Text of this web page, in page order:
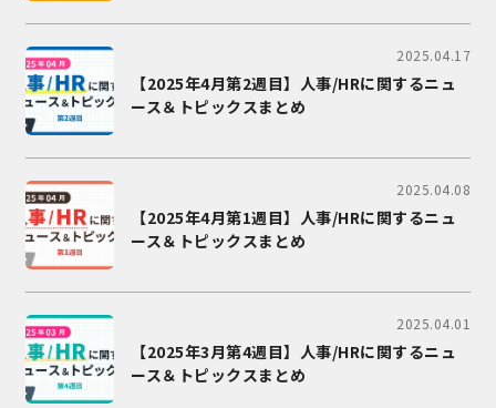
2025.04.17
【2025年4月第2週目】人事/HRに関するニュ
ース＆トピックスまとめ
2025.04.08
【2025年4月第1週目】人事/HRに関するニュ
ース＆トピックスまとめ
2025.04.01
【2025年3月第4週目】人事/HRに関するニュ
ース＆トピックスまとめ